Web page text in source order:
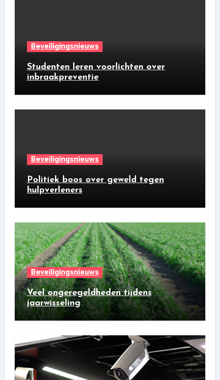
Beveiligingsnieuws
Studenten leren voorlichten over
inbraakpreventie
Beveiligingsnieuws
Politiek boos over geweld tegen
hulpverleners
Beveiligingsnieuws
Veel ongeregeldheden tijdens
jaarwisseling